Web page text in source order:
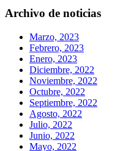
Archivo de noticias
Marzo, 2023
Febrero, 2023
Enero, 2023
Diciembre, 2022
Noviembre, 2022
Octubre, 2022
Septiembre, 2022
Agosto, 2022
Julio, 2022
Junio, 2022
Mayo, 2022